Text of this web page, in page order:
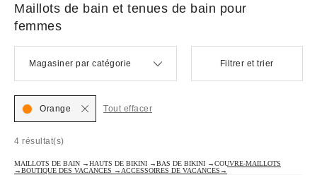
Maillots de bain et tenues de bain pour
femmes
Magasiner par catégorie Filtrer et trier
4 résultat(s)
Orange Tout effacer
MAILLOTS DE BAIN →HAUTS DE BIKINI →BAS DE BIKINI →COUVRE-MAILLOTS
→BOUTIQUE DES VACANCES → ACCESSOIRES DE VACANCES→